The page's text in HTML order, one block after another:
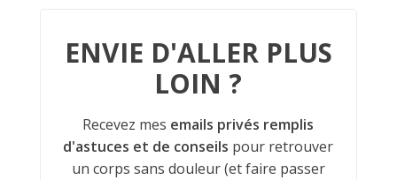
ENVIE D'ALLER PLUS
LOIN ?
Recevez mes emails privés remplis
d'astuces et de conseils pour retrouver
un corps sans douleur (et faire passer